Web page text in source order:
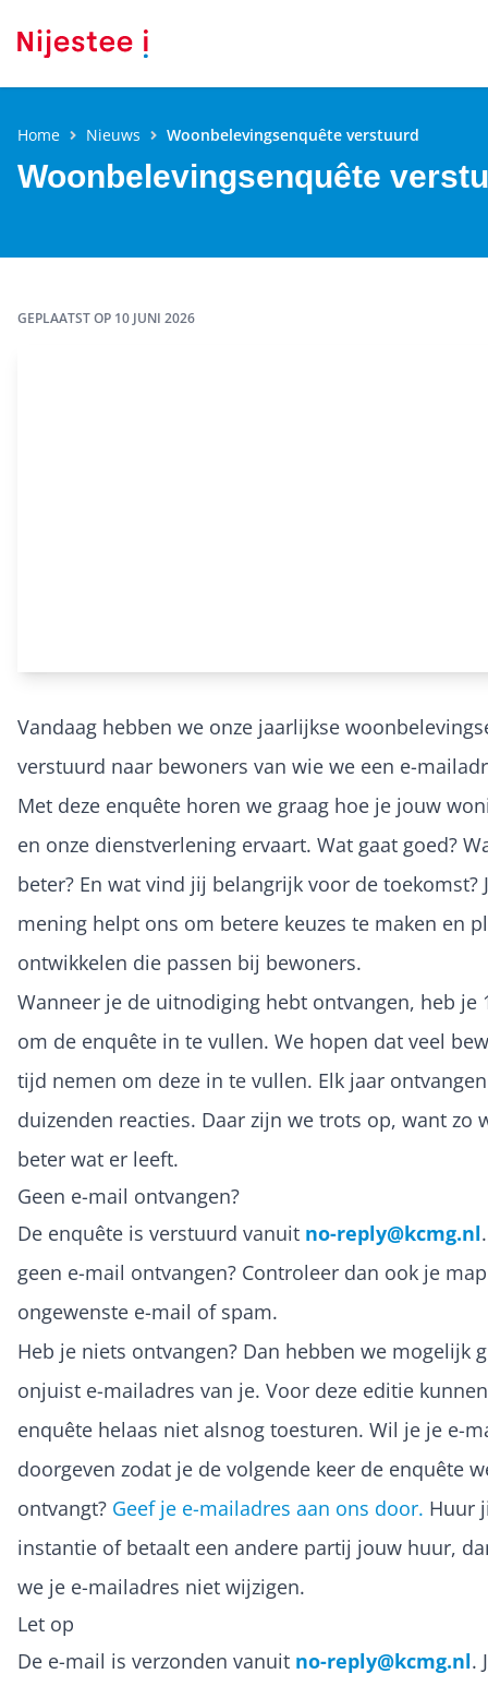
Home Nieuws Woonbelevingsenquête verstuurd
Woonbelevingsenquête
GEPLAATST OP 10 JUNI 2026
Vandaag hebben we onze jaarlijkse
verstuurd naar bewoners van wie we een e-
Met deze enquête horen we graag hoe je jouw
en onze dienstverlening ervaart. Wat gaat goed?
beter? En wat vind jij belangrijk voor de toekomst?
mening helpt ons om betere keuzes te maken en
ontwikkelen die passen bij bewoners.
Wanneer je de uitnodiging hebt ontvangen, heb je
om de enquête in te vullen. We hopen dat veel
tijd nemen om deze in te vullen. Elk jaar
duizenden reacties. Daar zijn we trots op, want zo
beter wat er leeft.
Geen e-mail ontvangen?
De enquête is verstuurd vanuit no-reply@kcmg.nl
geen e-mail ontvangen? Controleer dan ook je
ongewenste e-mail of spam.
Heb je niets ontvangen? Dan hebben we mogelijk
onjuist e-mailadres van je. Voor deze editie
enquête helaas niet alsnog toesturen. Wil je je e-
doorgeven zodat je de volgende keer de enquête
ontvangt? Geef je e-mailadres aan ons door. Huur
instantie of betaalt een andere partij jouw huur,
we je e-mailadres niet wijzigen.
Let op
De e-mail is verzonden vanuit no-reply@kcmg.nl.